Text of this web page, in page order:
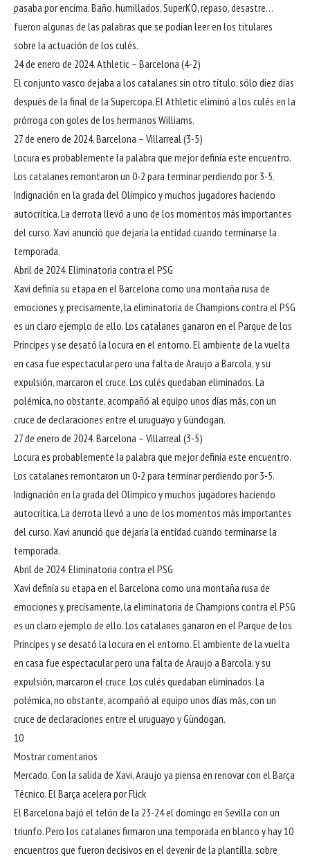
pasaba por encima. Baño, humillados, SuperKO, repaso, desastre…
fueron algunas de las palabras que se podían leer en los titulares
sobre la actuación de los culés.
24 de enero de 2024. Athletic – Barcelona (4-2)
El conjunto vasco dejaba a los catalanes sin otro título, sólo diez días
después de la final de la Supercopa. El Athletic eliminó a los culés en la
prórroga con goles de los hermanos Williams.
27 de enero de 2024. Barcelona – Villarreal (3-5)
Locura es probablemente la palabra que mejor definía este encuentro.
Los catalanes remontaron un 0-2 para terminar perdiendo por 3-5.
Indignación en la grada del Olímpico y muchos jugadores haciendo
autocrítica. La derrota llevó a uno de los momentos más importantes
del curso. Xavi anunció que dejaría la entidad cuando terminarse la
temporada.
Abril de 2024. Eliminatoria contra el PSG
Xavi definía su etapa en el Barcelona como una montaña rusa de
emociones y, precisamente, la eliminatoria de Champions contra el PSG
es un claro ejemplo de ello. Los catalanes ganaron en el Parque de los
Príncipes y se desató la locura en el entorno. El ambiente de la vuelta
en casa fue espectacular pero una falta de Araujo a Barcola, y su
expulsión, marcaron el cruce. Los culés quedaban eliminados. La
polémica, no obstante, acompañó al equipo unos días más, con un
cruce de declaraciones entre el uruguayo y Gündogan.
27 de enero de 2024. Barcelona – Villarreal (3-5)
Locura es probablemente la palabra que mejor definía este encuentro.
Los catalanes remontaron un 0-2 para terminar perdiendo por 3-5.
Indignación en la grada del Olímpico y muchos jugadores haciendo
autocrítica. La derrota llevó a uno de los momentos más importantes
del curso. Xavi anunció que dejaría la entidad cuando terminarse la
temporada.
Abril de 2024. Eliminatoria contra el PSG
Xavi definía su etapa en el Barcelona como una montaña rusa de
emociones y, precisamente, la eliminatoria de Champions contra el PSG
es un claro ejemplo de ello. Los catalanes ganaron en el Parque de los
Príncipes y se desató la locura en el entorno. El ambiente de la vuelta
en casa fue espectacular pero una falta de Araujo a Barcola, y su
expulsión, marcaron el cruce. Los culés quedaban eliminados. La
polémica, no obstante, acompañó al equipo unos días más, con un
cruce de declaraciones entre el uruguayo y Gündogan.
10
Mostrar comentarios
Mercado. Con la salida de Xavi, Araujo ya piensa en renovar con el Barça
Técnico. El Barça acelera por Flick
El Barcelona bajó el telón de la 23-24 el domingo en Sevilla con un
triunfo. Pero los catalanes firmaron una temporada en blanco y hay 10
encuentros que fueron decisivos en el devenir de la plantilla, sobre